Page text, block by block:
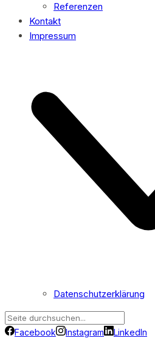
Referenzen
Kontakt
Impressum
Datenschutzerklärung
Facebook Instagram LinkedIn